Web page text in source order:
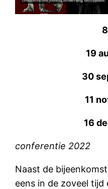
19
30
11
16
conferentie 2022
Naast de
eens in de zoveel